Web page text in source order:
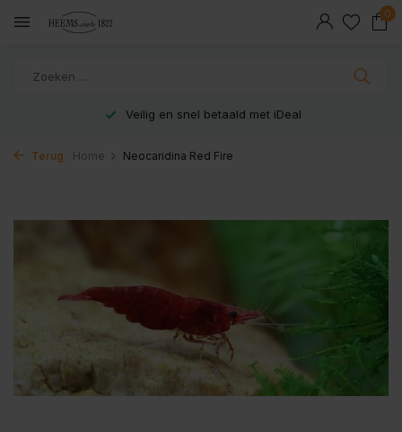
0
Veilig en snel betaald met iDeal
Terug Home Neocaridina Red Fire